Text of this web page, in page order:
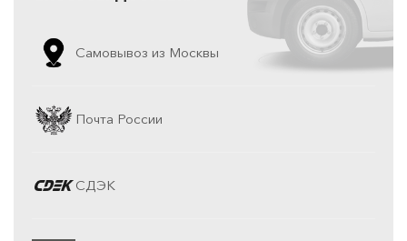
Самовывоз из Москвы
Почта России
СДЭК